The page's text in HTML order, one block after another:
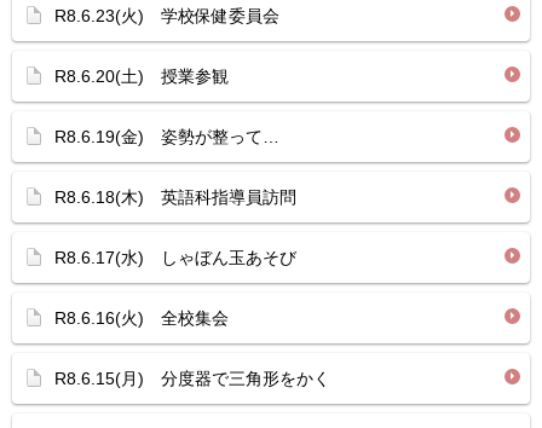
R8.6.23(火) 学校保健委員会
R8.6.20(土) 授業参観
R8.6.19(金) 姿勢が整って…
R8.6.18(木) 英語科指導員訪問
R8.6.17(水) しゃぼん玉あそび
R8.6.16(火) 全校集会
R8.6.15(月) 分度器で三角形をかく